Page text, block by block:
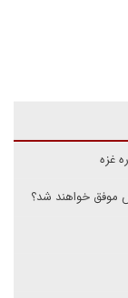
موفق خواهند شد؟